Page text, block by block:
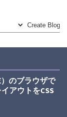
のブラウザで
アウトをCSS